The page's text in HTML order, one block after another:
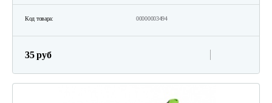
Код товара: 00000003494
35 руб